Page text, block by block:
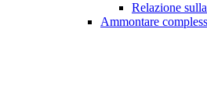
Relazione
Ammontare